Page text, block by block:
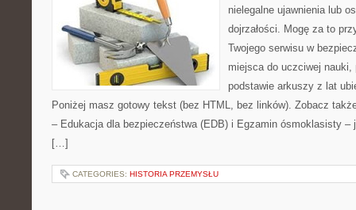
nielegalne ujawnienia lub
dojrzałości. Mogę za to
Twojego serwisu w
miejsca do uczciwej nauki,
podstawie arkuszy z lat
Poniżej masz gotowy tekst (bez HTML, bez linków). Zobacz
– Edukacja dla bezpieczeństwa (EDB) i Egzamin ósmoklasisty –
[…]
CATEGORIES: HISTORIA PRZEMYSŁU